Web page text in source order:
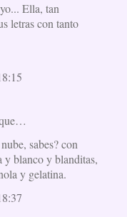
Ella, tan
letras con tanto
sabes? con
blanco y blanditas,
y gelatina.